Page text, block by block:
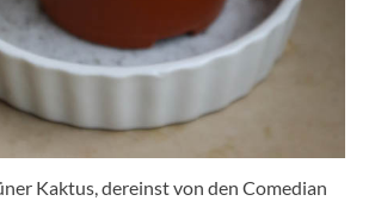
Kaktus, dereinst von den Comedian